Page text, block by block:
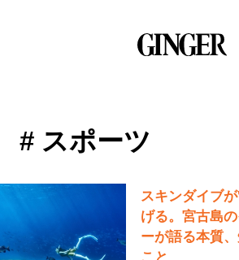
# スポーツ
スキンダイブ
げる。宮古島
ーが語る本質